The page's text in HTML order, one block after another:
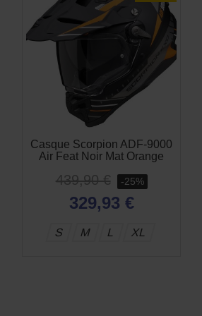
Casque Scorpion ADF-9000
Air Feat Noir Mat Orange
439,90 € -25%
329,93 €
S M L XL